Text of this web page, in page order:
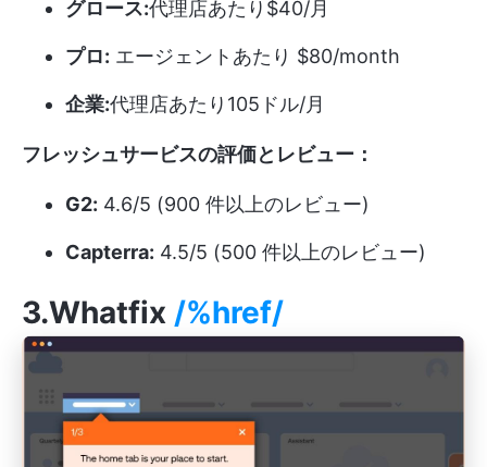
グロース:代理店あたり$40/月
プロ: エージェントあたり $80/month
企業:代理店あたり105ドル/月
フレッシュサービスの評価とレビュー：
G2: 4.6/5 (900 件以上のレビュー)
Capterra: 4.5/5 (500 件以上のレビュー)
3.Whatfix /%href/